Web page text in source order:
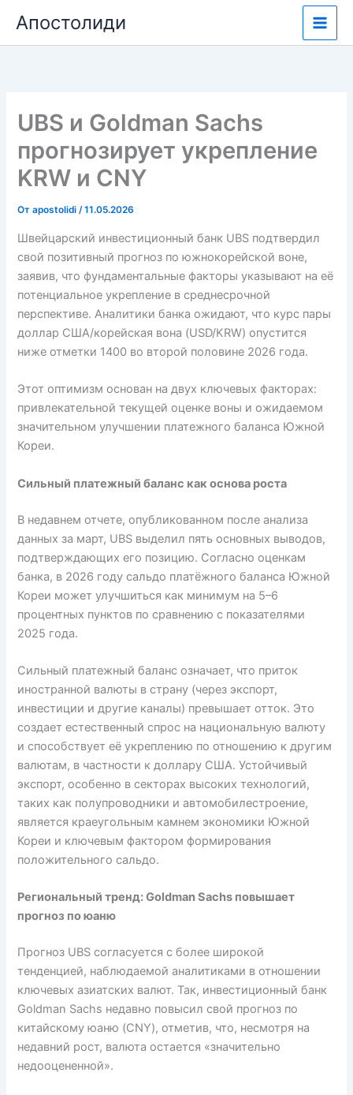
содержимому
Апостолиди
UBS и Goldman Sachs
прогнозирует укрепление
KRW и CNY
Отapostolidi/11.05.2026
Швейцарский инвестиционный банк UBS подтвердил
свой позитивный прогноз по южнокорейской воне,
заявив, что фундаментальные факторы указывают на её
потенциальное укрепление в среднесрочной
перспективе. Аналитики банка ожидают, что курс пары
доллар США/корейская вона (USD/KRW) опустится
ниже отметки 1400 во второй половине 2026 года.
Этот оптимизм основан на двух ключевых факторах:
привлекательной текущей оценке воны и ожидаемом
значительном улучшении платежного баланса Южной
Кореи.
Сильный платежный баланс как основа роста
В недавнем отчете, опубликованном после анализа
данных за март, UBS выделил пять основных выводов,
подтверждающих его позицию. Согласно оценкам
банка, в 2026 году сальдо платёжного баланса Южной
Кореи может улучшиться как минимум на 5–6
процентных пунктов по сравнению с показателями
2025 года.
Сильный платежный баланс означает, что приток
иностранной валюты в страну (через экспорт,
инвестиции и другие каналы) превышает отток. Это
создает естественный спрос на национальную валюту
и способствует её укреплению по отношению к другим
валютам, в частности к доллару США. Устойчивый
экспорт, особенно в секторах высоких технологий,
таких как полупроводники и автомобилестроение,
является краеугольным камнем экономики Южной
Кореи и ключевым фактором формирования
положительного сальдо.
Региональный тренд: Goldman Sachs повышает
прогноз по юаню
Прогноз UBS согласуется с более широкой
тенденцией, наблюдаемой аналитиками в отношении
ключевых азиатских валют. Так, инвестиционный банк
Goldman Sachs недавно повысил свой прогноз по
китайскому юаню (CNY), отметив, что, несмотря на
недавний рост, валюта остается «значительно
недооцененной».